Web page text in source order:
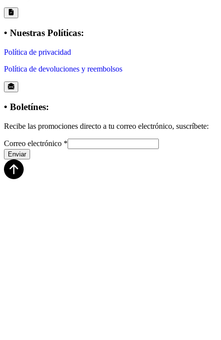
• Nuestras Políticas:
Política de privacidad
Política de devoluciones y reembolsos
• Boletínes:
Recibe las promociones directo a tu correo electrónico, suscríbete:
Correo electrónico *
Enviar